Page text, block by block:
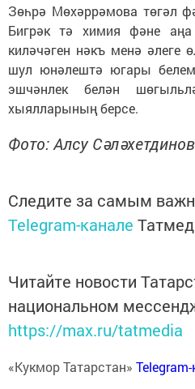
Зөһрә Мөхәррәмова төгәл
Бигрәк тә химия фәне
киләчәген нәкъ менә әлеге
шул юнәлештә югары
эшчәнлек белән
хыялларының берсе.
Фото: Алсу
Следите за самым
Telegram-канале
Читайте новости
национальном
https://max.ru/tatmedia
«Кукмор Татарстан»